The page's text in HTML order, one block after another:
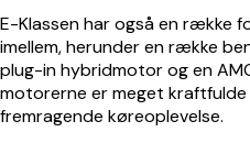
E-Klassen har også en række
imellem, herunder en række
plug-in hybridmotor og en
motorerne er meget
fremragende køreoplevelse.